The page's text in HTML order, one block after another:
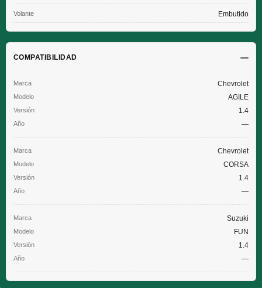
Volante Embutido
COMPATIBILIDAD
Chevrolet
AGILE
1.4
—
Chevrolet
CORSA
1.4
—
Suzuki
FUN
1.4
—